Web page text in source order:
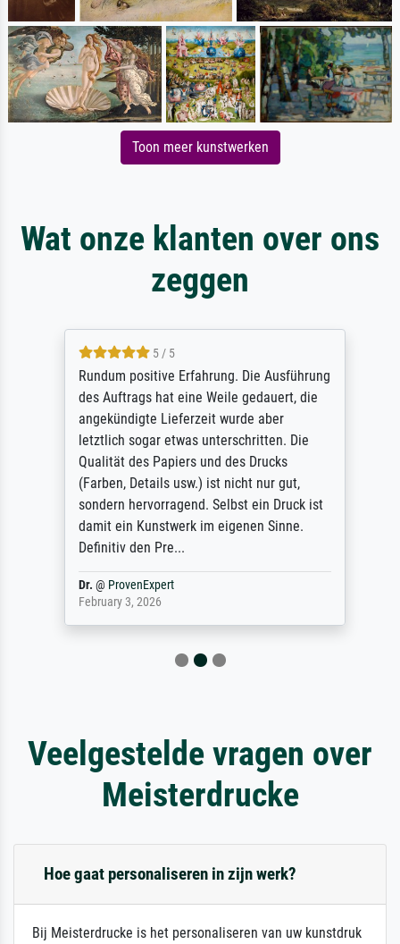
Toon meer kunstwerken
Wat onze klanten over ons
zeggen
5 / 5
Rundum positive Erfahrung. Die Ausführung
des Auftrags hat eine Weile gedauert, die
angekündigte Lieferzeit wurde aber
letztlich sogar etwas unterschritten. Die
Qualität des Papiers und des Drucks
(Farben, Details usw.) ist nicht nur gut,
sondern hervorragend. Selbst ein Druck ist
damit ein Kunstwerk im eigenen Sinne.
Definitiv den Pre...
Dr.@ProvenExpert
February 3, 2026
Veelgestelde vragen over
Meisterdrucke
Hoe gaat personaliseren in zijn werk?
Bij Meisterdrucke is het personaliseren van uw kunstdruk